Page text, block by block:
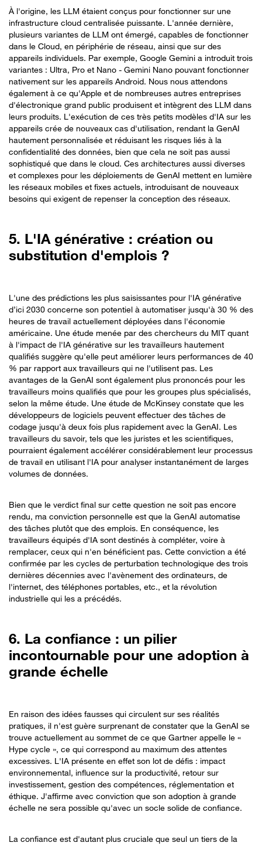
À l'origine, les LLM étaient conçus pour fonctionner sur une
infrastructure cloud centralisée puissante. L'année dernière,
plusieurs variantes de LLM ont émergé, capables de fonctionner
dans le Cloud, en périphérie de réseau, ainsi que sur des
appareils individuels. Par exemple, Google Gemini a introduit trois
variantes : Ultra, Pro et Nano - Gemini Nano pouvant fonctionner
nativement sur les appareils Android. Nous nous attendons
également à ce qu'Apple et de nombreuses autres entreprises
d'électronique grand public produisent et intègrent des LLM dans
leurs produits. L'exécution de ces très petits modèles d'IA sur les
appareils crée de nouveaux cas d'utilisation, rendant la GenAI
hautement personnalisée et réduisant les risques liés à la
confidentialité des données, bien que cela ne soit pas aussi
sophistiqué que dans le cloud. Ces architectures aussi diverses
et complexes pour les déploiements de GenAI mettent en lumière
les réseaux mobiles et fixes actuels, introduisant de nouveaux
besoins qui exigent de repenser la conception des réseaux.
5. L'IA générative : création ou
substitution d'emplois ?
L'une des prédictions les plus saisissantes pour l'IA générative
d’ici 2030 concerne son potentiel à automatiser jusqu'à 30 % des
heures de travail actuellement déployées dans l'économie
américaine. Une étude menée par des chercheurs du MIT quant
à l'impact de l'IA générative sur les travailleurs hautement
qualifiés suggère qu'elle peut améliorer leurs performances de 40
% par rapport aux travailleurs qui ne l'utilisent pas. Les
avantages de la GenAI sont également plus prononcés pour les
travailleurs moins qualifiés que pour les groupes plus spécialisés,
selon la même étude. Une étude de McKinsey constate que les
développeurs de logiciels peuvent effectuer des tâches de
codage jusqu'à deux fois plus rapidement avec la GenAI. Les
travailleurs du savoir, tels que les juristes et les scientifiques,
pourraient également accélérer considérablement leur processus
de travail en utilisant l'IA pour analyser instantanément de larges
volumes de données.
Bien que le verdict final sur cette question ne soit pas encore
rendu, ma conviction personnelle est que la GenAI automatise
des tâches plutôt que des emplois. En conséquence, les
travailleurs équipés d'IA sont destinés à compléter, voire à
remplacer, ceux qui n'en bénéficient pas. Cette conviction a été
confirmée par les cycles de perturbation technologique des trois
dernières décennies avec l'avènement des ordinateurs, de
l'internet, des téléphones portables, etc., et la révolution
industrielle qui les a précédés.
6. La confiance : un pilier
incontournable pour une adoption à
grande échelle
En raison des idées fausses qui circulent sur ses réalités
pratiques, il n'est guère surprenant de constater que la GenAI se
trouve actuellement au sommet de ce que Gartner appelle le «
Hype cycle », ce qui correspond au maximum des attentes
excessives. L'IA présente en effet son lot de défis : impact
environnemental, influence sur la productivité, retour sur
investissement, gestion des compétences, réglementation et
éthique. J'affirme avec conviction que son adoption à grande
échelle ne sera possible qu'avec un socle solide de confiance.
La confiance est d'autant plus cruciale que seul un tiers de la